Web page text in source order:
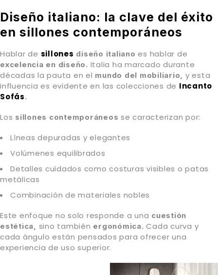
Diseño italiano: la clave del éxito
en sillones contemporáneos
Hablar de sillones diseño italianoes hablar de
excelencia en diseño. Italia ha marcado durante
décadas la pauta en el mundo del mobiliario, y esta
influencia es evidente en las colecciones de Incanto
Sofás.
Los sillones contemporáneos se caracterizan por:
Líneas depuradas y elegantes
Volúmenes equilibrados
Detalles cuidados como costuras visibles o patas
metálicas
Combinación de materiales nobles
Este enfoque no solo responde a una cuestión
estética, sino también ergonómica. Cada curva y
cada ángulo están pensados para ofrecer una
experiencia de uso superior.